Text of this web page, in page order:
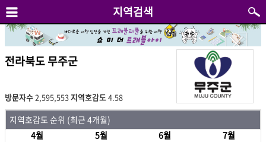
지역검색
전라북도 무주군
방문자수2,595,553지역호감도 4.58
지역호감도 순위 (최근 4개월)
4월
5월
6월
7월